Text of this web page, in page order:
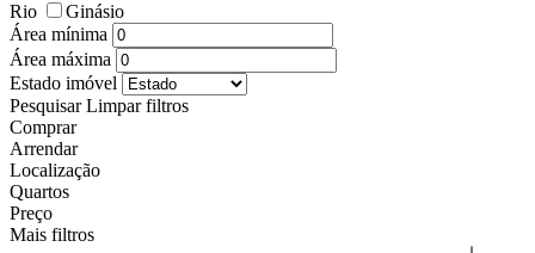
Rio
Ginásio
Área mínima
Área máxima
Estado imóvel
Pesquisar Limpar filtros
Comprar
Arrendar
Localização
Quartos
Preço
Mais filtros